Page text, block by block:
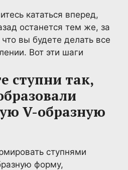
кататься вперед,
останется тем же, за
вы будете делать все
Вот эти шаги
ступни так,
V-образную
ступнями
форму,